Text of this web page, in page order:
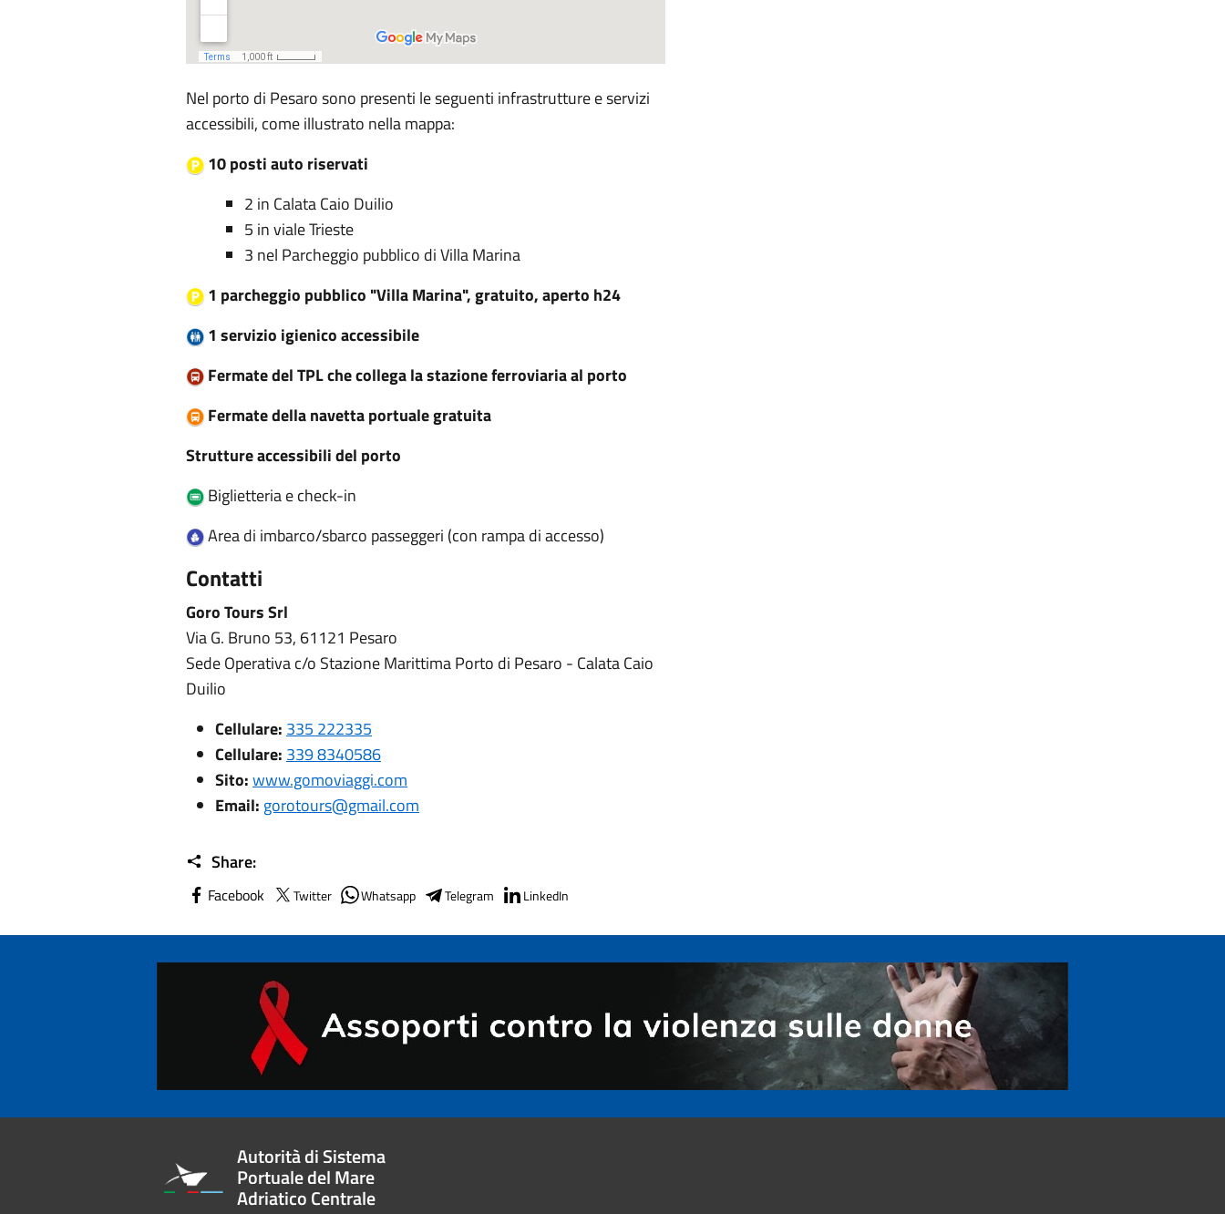
Nel porto di Pesaro sono presenti le seguenti infrastrutture e servizi
accessibili, come illustrato nella mappa:
10 posti auto riservati
2 in Calata Caio Duilio
5 in viale Trieste
3 nel Parcheggio pubblico di Villa Marina
1 parcheggio pubblico "Villa Marina", gratuito, aperto h24
1 servizio igienico accessibile
Fermate del TPL che collega la stazione ferroviaria al porto
Fermate della navetta portuale gratuita
Strutture accessibili del porto
Biglietteria e check-in
Area di imbarco/sbarco passeggeri (con rampa di accesso)
Contatti
Goro Tours Srl
Via G. Bruno 53, 61121 Pesaro
Sede Operativa c/o Stazione Marittima Porto di Pesaro - Calata Caio
Duilio
Cellulare: 335 222335
Cellulare: 339 8340586
Sito:www.gomoviaggi.com
Email: gorotours@gmail.com
Share:
Facebook Twitter Whatsapp Telegram LinkedIn
Autorità di Sistema
Portuale del Mare
Adriatico Centrale